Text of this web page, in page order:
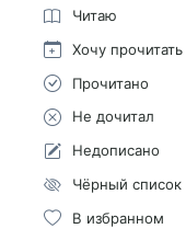
Читаю
Хочу прочитать
Прочитано
Не дочитал
Недописано
Чёрный список
В избранном